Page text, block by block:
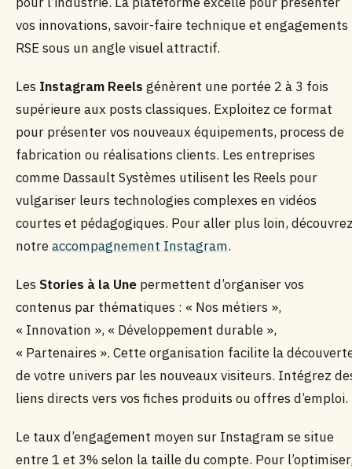
vos innovations, savoir-faire technique et engagements
RSE sous un angle visuel attractif.
Les Instagram Reels génèrent une portée 2 à 3 fois
supérieure aux posts classiques. Exploitez ce format
pour présenter vos nouveaux équipements, process de
fabrication ou réalisations clients. Les entreprises
comme Dassault Systèmes utilisent les Reels pour
vulgariser leurs technologies complexes en vidéos
courtes et pédagogiques. Pour aller plus loin,
notreaccompagnement Instagram.
Les Stories à la Une permettent d’organiser vos
contenus par thématiques : « Nos métiers »,
« Innovation », « Développement durable »,
« Partenaires ». Cette organisation facilite la
de votre univers par les nouveaux visiteurs. Intégrez
liens directs vers vos fiches produits ou offres d’emploi.
Le taux d’engagement moyen sur Instagram se situe
entre 1 et 3% selon la taille du compte. Pour